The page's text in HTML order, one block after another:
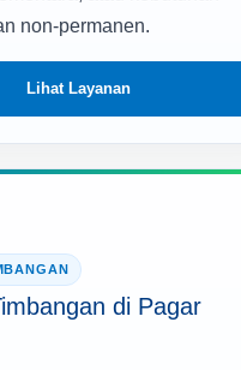
non-permanen.
Lihat Layanan
di Pagar